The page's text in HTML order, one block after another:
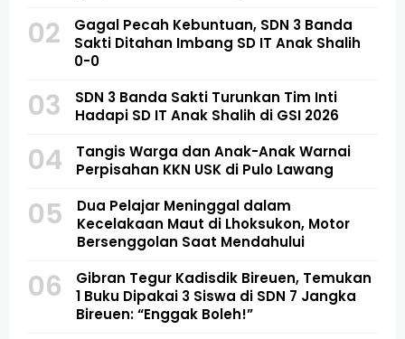
02
Gagal Pecah Kebuntuan, SDN 3 Banda
Sakti Ditahan Imbang SD IT Anak Shalih
0-0
03
SDN 3 Banda Sakti Turunkan Tim Inti
Hadapi SD IT Anak Shalih di GSI 2026
04
Tangis Warga dan Anak-Anak Warnai
Perpisahan KKN USK di Pulo Lawang
05
Dua Pelajar Meninggal dalam
Kecelakaan Maut di Lhoksukon, Motor
Bersenggolan Saat Mendahului
06
Gibran Tegur Kadisdik Bireuen, Temukan
1 Buku Dipakai 3 Siswa di SDN 7 Jangka
Bireuen: “Enggak Boleh!”